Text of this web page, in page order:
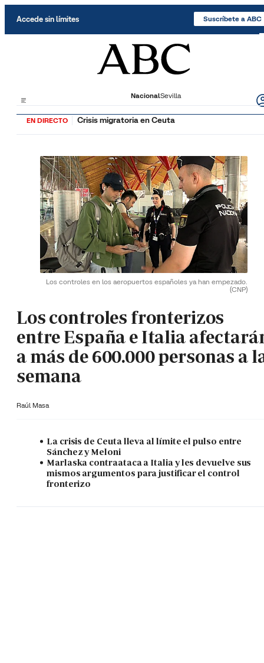
Accede sin límites Suscríbete a ABC
NacionalSevilla
EN DIRECTO Crisis migratoria en Ceuta
Los controles en los aeropuertos españoles ya han empezado.
(CNP)
Los controles fronterizos
entre España e Italia
a más de 600.000 personas a
semana
Raúl Masa
La crisis de Ceuta lleva al límite el pulso entre
Sánchez y Meloni
Marlaska contraataca a Italia y les devuelve sus
mismos argumentos para justificar el control
fronterizo